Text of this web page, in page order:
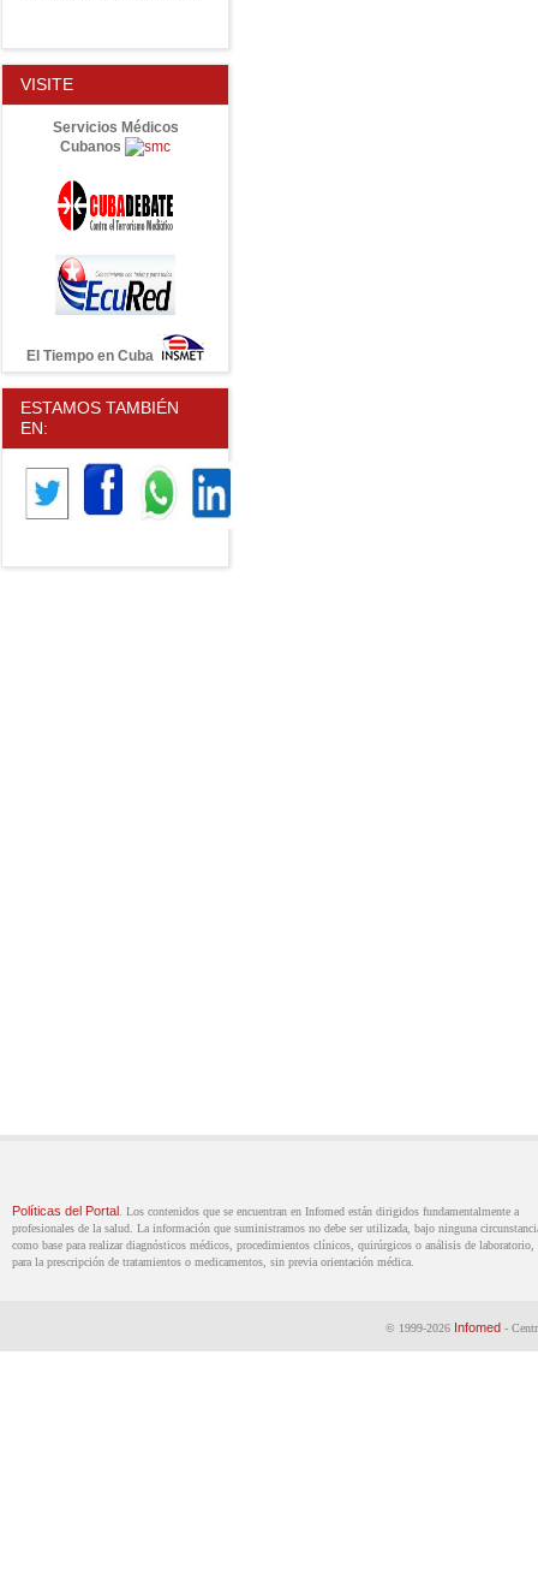
VISITE
Servicios Médicos
Cubanos
El Tiempo en Cuba
ESTAMOS TAMBIÉN
EN:
Políticas del Portal . Los contenidos que se encuentran en Infomed están dirigidos fundamentalmente a
profesionales de la salud. La información que suministramos no debe ser utilizada, bajo ninguna
como base para realizar diagnósticos médicos, procedimientos clínicos, quirúrgicos o análisis de laboratorio,
para la prescripción de tratamientos o medicamentos, sin previa orientación médica.
© 1999-2026 Infomed -